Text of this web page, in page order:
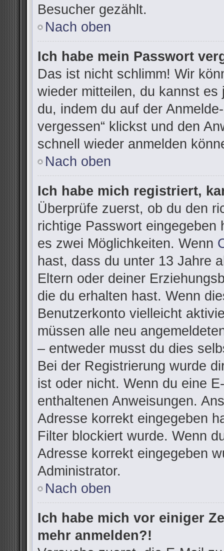
Besucher gezählt.
Nach oben
Ich habe mein Passwort
Das ist nicht schlimm! Wir
wieder mitteilen, du kannst
du, indem du auf der
vergessen“ klickst und den
schnell wieder anmelden
Nach oben
Ich habe mich registriert,
Überprüfe zuerst, ob du den
richtige Passwort eingegeben
es zwei Möglichkeiten. Wenn
hast, dass du unter 13 Jahre
Eltern oder deiner
die du erhalten hast. Wenn
Benutzerkonto vielleicht
müssen alle neu
– entweder musst du dies
Bei der Registrierung wurde
ist oder nicht. Wenn du eine
enthaltenen Anweisungen.
Adresse korrekt eingegeben
Filter blockiert wurde. Wenn
Adresse korrekt eingegeben
Administrator.
Nach oben
Ich habe mich vor einiger
mehr anmelden?!